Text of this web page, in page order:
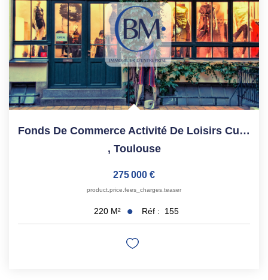
Fonds De Commerce Activité De Loisirs Culinaires - ...
, Toulouse
275 000 €
product.price.fees_charges.teaser
220 M² Réf : 155